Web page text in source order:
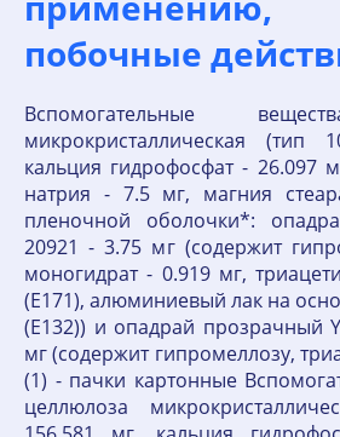
побочные
Вспомогательные
микрокристаллическая
кальция гидрофосфат - 26.097
натрия - 7.5 мг, магния
пленочной оболочки*:
20921 - 3.75 мг (содержит
моногидрат - 0.919 мг,
(E171), алюминиевый лак на
(E132)) и опадрай прозрачный
мг (содержит гипромеллозу,
(1) - пачки картонные
целлюлоза